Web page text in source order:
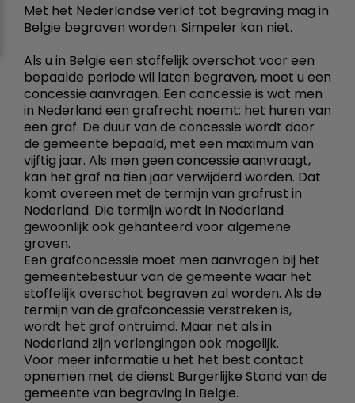
Met het Nederlandse verlof tot begraving mag in
Belgie begraven worden. Simpeler kan niet.
Als u in Belgie een stoffelijk overschot voor een
bepaalde periode wil laten begraven, moet u een
concessie aanvragen. Een concessie is wat men
in Nederland een grafrecht noemt: het huren van
een graf. De duur van de concessie wordt door
de gemeente bepaald, met een maximum van
vijftig jaar. Als men geen concessie aanvraagt,
kan het graf na tien jaar verwijderd worden. Dat
komt overeen met de termijn van grafrust in
Nederland. Die termijn wordt in Nederland
gewoonlijk ook gehanteerd voor algemene
graven.
Een grafconcessie moet men aanvragen bij het
gemeentebestuur van de gemeente waar het
stoffelijk overschot begraven zal worden. Als de
termijn van de grafconcessie verstreken is,
wordt het graf ontruimd. Maar net als in
Nederland zijn verlengingen ook mogelijk.
Voor meer informatie u het het best contact
opnemen met de dienst Burgerlijke Stand van de
gemeente van begraving in Belgie.